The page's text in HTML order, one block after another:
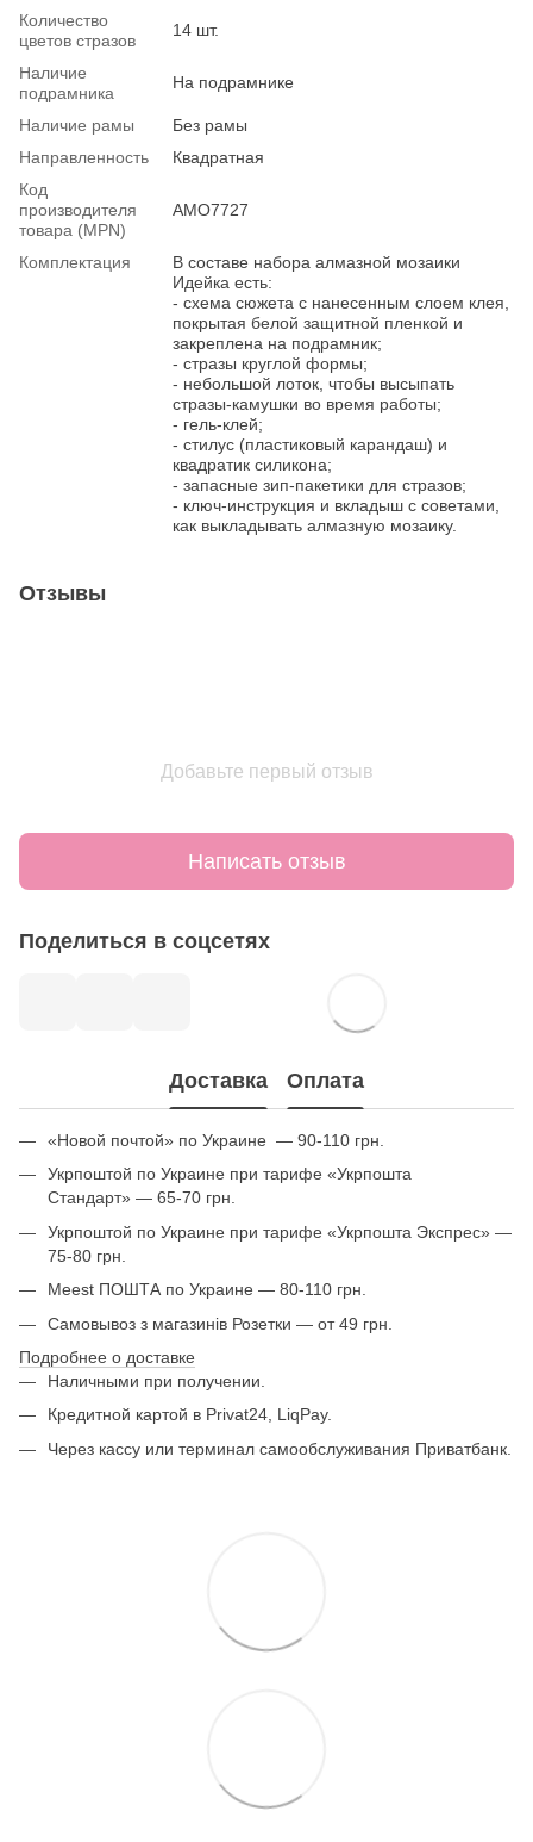
Количество
цветов стразов
14 шт.
Наличие
подрамника
На подрамнике
Наличие рамы
Без рамы
Направленность
Квадратная
Код
производителя
товара (MPN)
AMO7727
Комплектация
В составе набора алмазной мозаики
Идейка есть:
- схема сюжета с нанесенным слоем клея,
покрытая белой защитной пленкой и
закреплена на подрамник;
- стразы круглой формы;
- небольшой лоток, чтобы высыпать
стразы-камушки во время работы;
- гель-клей;
- стилус (пластиковый карандаш) и
квадратик силикона;
- запасные зип-пакетики для стразов;
- ключ-инструкция и вкладыш с советами,
как выкладывать алмазную мозаику.
Отзывы
Добавьте первый отзыв
Написать отзыв
Поделиться в соцсетях
Доставка Оплата
«Новой почтой» по Украине — 90-110 грн.
Укрпоштой по Украине при тарифе «Укрпошта
Стандарт» — 65-70 грн.
Укрпоштой по Украине при тарифе «Укрпошта Экспрес» —
75-80 грн.
Meest ПОШТА по Украине — 80-110 грн.
Самовывоз з магазинів Розетки — от 49 грн.
Подробнее о доставке
Наличными при получении.
Кредитной картой в Privat24, LiqPay.
Через кассу или терминал самообслуживания Приватбанк.